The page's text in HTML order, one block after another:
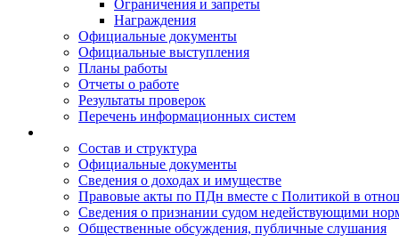
Ограничения и запреты
Награждения
Официальные документы
Официальные выступления
Планы работы
Отчеты о работе
Результаты проверок
Перечень информационных систем
Состав и структура
Официальные документы
Сведения о доходах и имуществе
Правовые акты по ПДн вместе с Политикой в
Сведения о признании судом недействующими
Общественные обсуждения, публичные слушания